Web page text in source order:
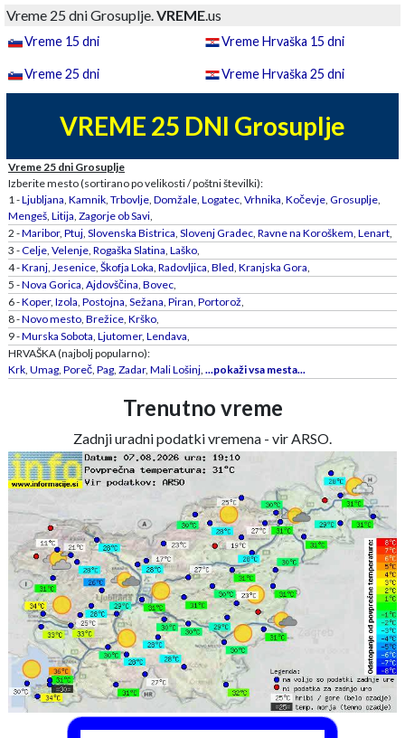
Vreme 25 dni Grosuplje.VREME.us
Vreme 15 dni Vreme Hrvaška 15 dni
Vreme 25 dni Vreme Hrvaška 25 dni
VREME 25 DNI Grosuplje
Vreme 25 dni Grosuplje
Izberite mesto (sortirano po velikosti / poštni številki):
1 -Ljubljana, Kamnik, Trbovlje, Domžale, Logatec, Vrhnika, Kočevje, Grosuplje,
Mengeš, Litija, Zagorje ob Savi,
2 -Maribor, Ptuj, Slovenska Bistrica, Slovenj Gradec, Ravne na Koroškem, Lenart,
3 -Celje, Velenje, Rogaška Slatina, Laško,
4 -Kranj, Jesenice, Škofja Loka, Radovljica, Bled, Kranjska Gora,
5 -Nova Gorica, Ajdovščina, Bovec,
6 -Koper, Izola, Postojna, Sežana, Piran, Portorož,
8 -Novo mesto, Brežice, Krško,
9 -Murska Sobota, Ljutomer, Lendava,
HRVAŠKA (najbolj popularno):
Krk, Umag, Poreč, Pag, Zadar, Mali Lošinj, ...pokaži vsa mesta...
Trenutno vreme
Zadnji uradni podatki vremena - vir ARSO.